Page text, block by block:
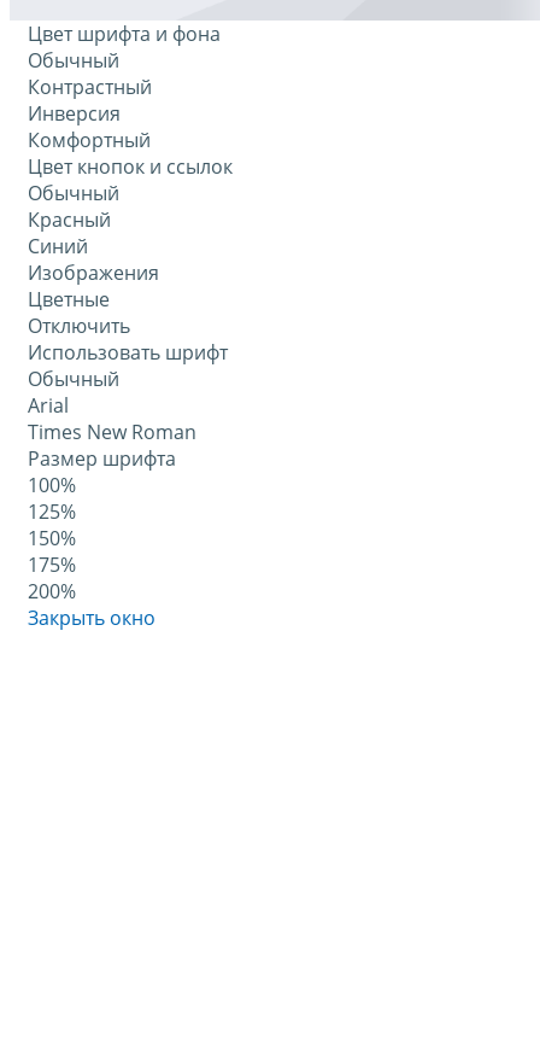
Цвет шрифта и фона
Обычный
Контрастный
Инверсия
Комфортный
Цвет кнопок и ссылок
Обычный
Красный
Синий
Изображения
Цветные
Отключить
Использовать шрифт
Обычный
Arial
Times New Roman
Размер шрифта
100%
125%
150%
175%
200%
Закрыть окно